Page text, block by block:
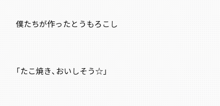
僕たちが作ったとうもろこし
「たこ焼き、おいしそう☆」